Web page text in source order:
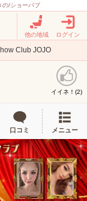
の/ショーパブ
他の地域 ログイン
Club JOJO
イイネ！(2)
口コミ メニュー